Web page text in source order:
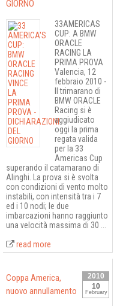
GIORNO
33AMERICAS
CUP: A BMW
ORACLE
RACING LA
PRIMA PROVA
Valencia, 12
febbraio 2010 -
Il trimarano di
BMW ORACLE
Racing si è
aggiudicato
oggi la prima
regata valida
per la 33
Americas Cup
superando il catamarano di
Alinghi. La prova si è svolta
con condizioni di vento molto
instabili, con intensità tra i 7
ed i 10 nodi; le due
imbarcazioni hanno raggiunto
una velocità massima di 30 ...
read more
2010
10
February
Coppa America,
nuovo annullamento